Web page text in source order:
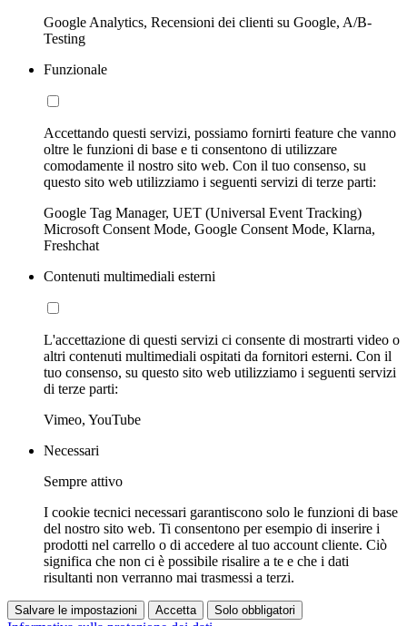
Google Analytics, Recensioni dei clienti su Google, A/B-
Testing
Funzionale
Accettando questi servizi, possiamo fornirti feature che vanno
oltre le funzioni di base e ti consentono di utilizzare
comodamente il nostro sito web. Con il tuo consenso, su
questo sito web utilizziamo i seguenti servizi di terze parti:
Google Tag Manager, UET (Universal Event Tracking)
Microsoft Consent Mode, Google Consent Mode, Klarna,
Freshchat
Contenuti multimediali esterni
L'accettazione di questi servizi ci consente di mostrarti video o
altri contenuti multimediali ospitati da fornitori esterni. Con il
tuo consenso, su questo sito web utilizziamo i seguenti servizi
di terze parti:
Vimeo, YouTube
Necessari
Sempre attivo
I cookie tecnici necessari garantiscono solo le funzioni di base
del nostro sito web. Ti consentono per esempio di inserire i
prodotti nel carrello o di accedere al tuo account cliente. Ciò
significa che non ci è possibile risalire a te e che i dati
risultanti non verranno mai trasmessi a terzi.
Salvare le impostazioni Accetta Solo obbligatori